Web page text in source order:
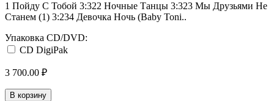
1 Пойду С Тобой 3:322 Ночные Танцы 3:323 Мы Друзьями Не
Станем (1) 3:234 Девочка Ночь (Baby Toni..
Упаковка CD/DVD:
CD DigiPak
3 700.00 ₽
В корзину